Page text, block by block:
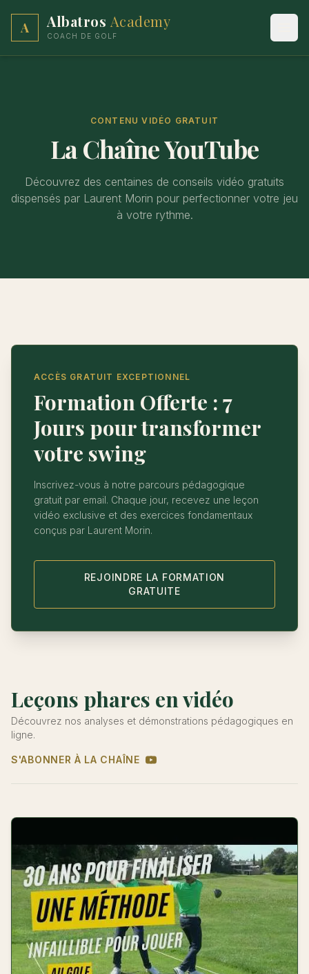
A Albatros Academy
COACH DE GOLF
CONTENU VIDÉO GRATUIT
La Chaîne YouTube
Découvrez des centaines de conseils vidéo gratuits
dispensés par Laurent Morin pour perfectionner votre jeu
à votre rythme.
ACCÈS GRATUIT EXCEPTIONNEL
Formation Offerte : 7
Jours pour transformer
votre swing
Inscrivez-vous à notre parcours pédagogique
gratuit par email. Chaque jour, recevez une leçon
vidéo exclusive et des exercices fondamentaux
conçus par Laurent Morin.
REJOINDRE LA FORMATION
GRATUITE
Leçons phares en vidéo
Découvrez nos analyses et démonstrations pédagogiques en
ligne.
S'ABONNER À LA CHAÎNE